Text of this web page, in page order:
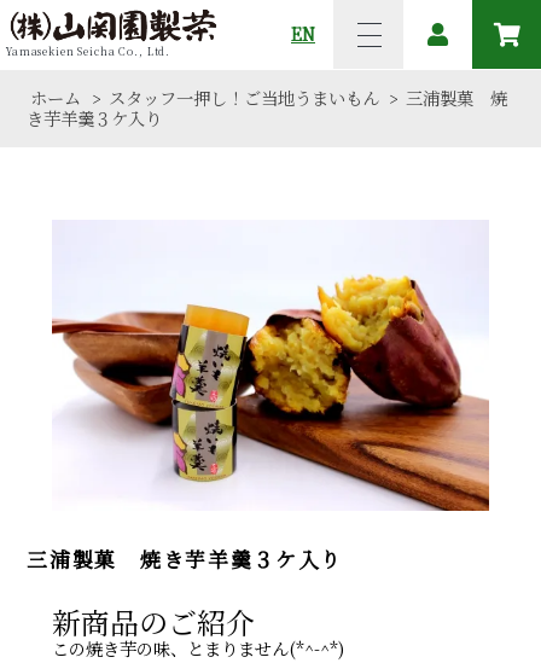
Yamasekien Seicha Co., Ltd.
EN
ホーム > スタッフ一押し！ご当地うまいもん > 三浦製菓 焼
き芋羊羹３ケ入り
三浦製菓 焼き芋羊羹３ケ入り
新商品のご紹介
この焼き芋の味、とまりません(*^-^*)